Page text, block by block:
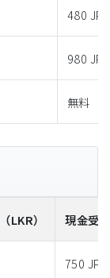
480 JPY
980 JPY
無料
（LKR） 現金受
750 JPY